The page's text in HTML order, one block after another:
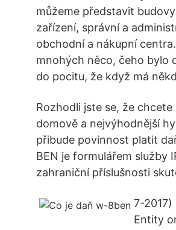
můžeme představit
zařízení, správní a
obchodní a nákupní
mnohých něco, čeho bylo
do pocitu, že když má
Rozhodli jste se, že
domově a nejvýhodnější
přibude povinnost platit
BEN je formulářem služby
zahraniční příslušnosti
7-2017)
Entity